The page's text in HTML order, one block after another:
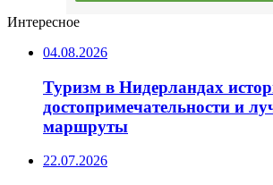
Интересное
04.08.2026
Туризм в Нидерландах
достопримечательности и
маршруты
22.07.2026